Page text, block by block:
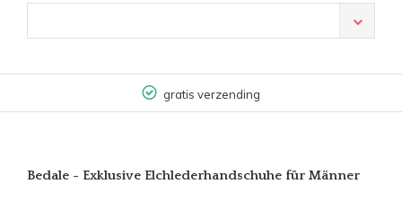
gratis verzending
Bedale - Exklusive Elchlederhandschuhe für Männer